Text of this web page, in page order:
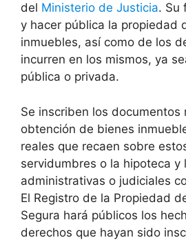
del Ministerio de Justicia. Su
y hacer pública la propiedad
inmuebles, así como de los
incurren en los mismos, ya
pública o privada.
Se inscriben los documentos
obtención de bienes
reales que recaen sobre
servidumbres o la hipoteca y
administrativas o judiciales
El Registro de la Propiedad
Segura hará públicos los
derechos que hayan sido